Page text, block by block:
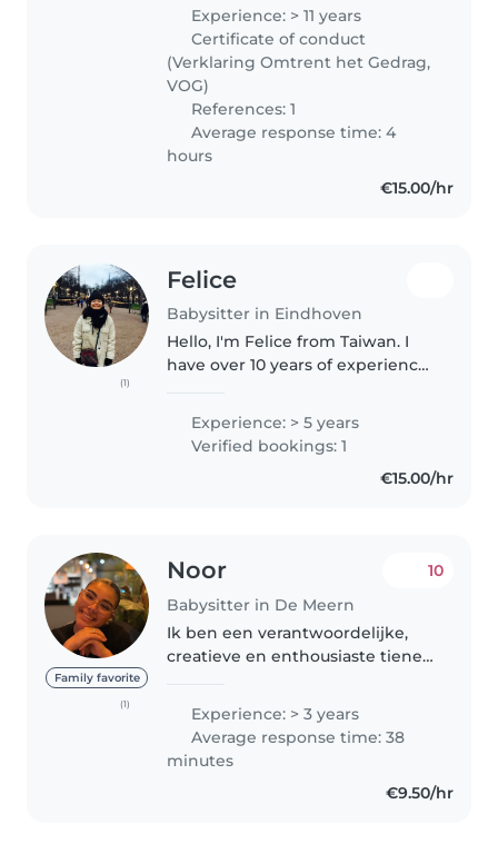
kinderen van baby's tot tieners,
heb ik de vaardigheden..
Experience: > 11 years
Certificate of conduct
(Verklaring Omtrent het Gedrag,
VOG)
References: 1
Average response time: 4
hours
€15.00/hr
(1)
Felice
Babysitter in Eindhoven
Hello, I'm Felice from Taiwan. I
have over 10 years of experience
from newborns to 12 years old.
Growing up, my mother ran a
daycare center and a cram..
Experience: > 5 years
Verified bookings: 1
€15.00/hr
Family favorite
(1)
Noor
Babysitter in De Meern
10
Ik ben een verantwoordelijke,
creatieve en enthousiaste tiener
in oppassen. Ik heb ervaring met
kinderen in de leeftijd van
baby's, peuters, kleuters..
Experience: > 3 years
Average response time: 38
minutes
€9.50/hr